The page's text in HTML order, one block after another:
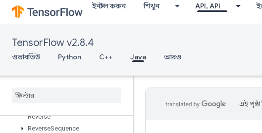
ইনস্টল করুন শিখুন API, API
TensorFlow v2.8.4
ওভারভিউ Python C++ Java আরও
RetrieveTPUEmbeddingFrequencyEstimatorParameters
RetrieveTPUEmbeddingMDLAdagradLightParameters
RetrieveTPUEmbeddingMomentumParameters
RetrieveTPUEmbeddingProximalAdagradParameters
Yogi Parameters
Parameters
Stochastic
Reverse
ReverseSequence
এই